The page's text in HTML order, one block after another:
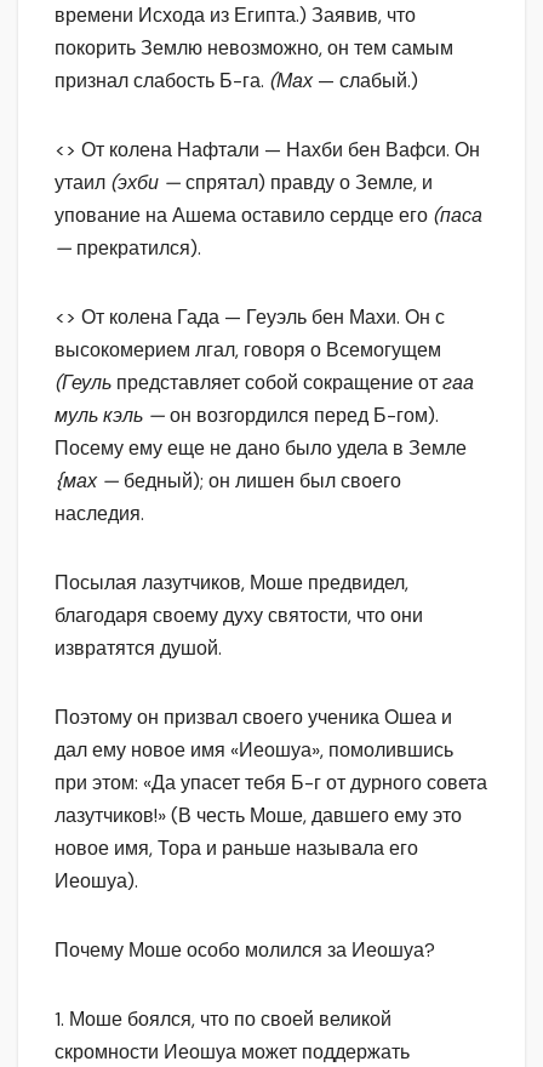
времени Исхода из Египта.) Заявив, что
покорить Землю невозможно, он тем самым
признал слабость Б-га. (Мах— слабый.)
<> От колена Нафтали — Нахби бен Вафси. Он
утаил (эхби —спрятал) правду о Земле, и
упование на Ашема оставило сердце его (паса
— прекратился).
<> От колена Гада — Геуэль бен Махи. Он с
высокомерием лгал, говоря о Всемогущем
(Геуль представляет собой сокращение отгаа
муль кэль —он возгордился перед Б-гом).
Посему ему еще не дано было удела в Земле
{мах — бедный); он лишен был своего
наследия.
Посылая лазутчиков, Моше предвидел,
благодаря своему духу святости, что они
извратятся душой.
Поэтому он призвал своего ученика Ошеа и
дал ему новое имя «Иеошуа», помолившись
при этом: «Да упасет тебя Б-г от дурного совета
лазутчиков!» (В честь Моше, давшего ему это
новое имя, Тора и раньше называла его
Иеошуа).
Почему Моше особо молился за Иеошуа?
1. Моше боялся, что по своей великой
скромности Иеошуа может поддержать